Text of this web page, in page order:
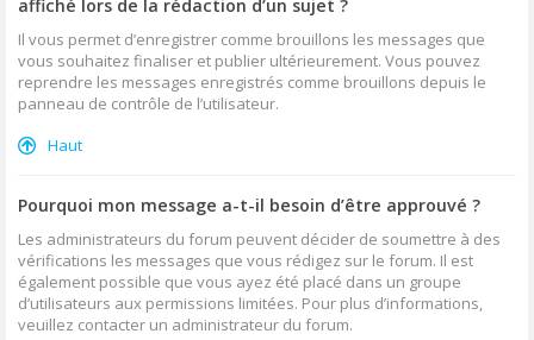
affiché lors de la rédaction d’un sujet ?
Il vous permet d’enregistrer comme brouillons les messages que
vous souhaitez finaliser et publier ultérieurement. Vous pouvez
reprendre les messages enregistrés comme brouillons depuis le
panneau de contrôle de l’utilisateur.
Haut
Pourquoi mon message a-t-il besoin d’être approuvé ?
Les administrateurs du forum peuvent décider de soumettre à des
vérifications les messages que vous rédigez sur le forum. Il est
également possible que vous ayez été placé dans un groupe
d’utilisateurs aux permissions limitées. Pour plus d’informations,
veuillez contacter un administrateur du forum.